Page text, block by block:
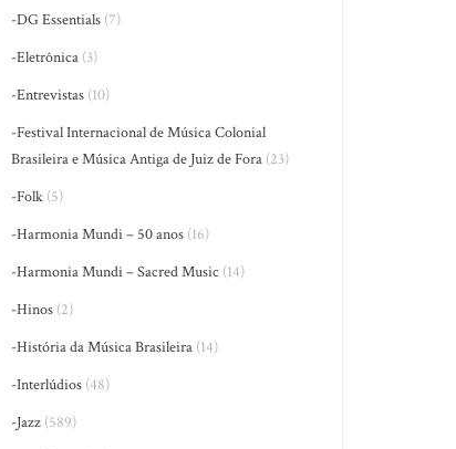
-DG Essentials (7)
-Eletrônica (3)
-Entrevistas (10)
-Festival Internacional de Música Colonial
Brasileira e Música Antiga de Juiz de Fora (23)
-Folk (5)
-Harmonia Mundi – 50 anos (16)
-Harmonia Mundi – Sacred Music (14)
-Hinos (2)
-História da Música Brasileira (14)
-Interlúdios (48)
-Jazz (589)